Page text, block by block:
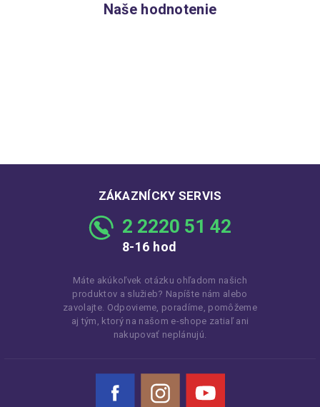
Naše hodnotenie
ZÁKAZNÍCKY SERVIS
2 2220 51 42
8-16 hod
Máte akúkoľvek otázku ohľadom našich
produktov a služieb? Napíšte nám alebo
zavolajte. Odpovieme, poradíme, pomôžeme
aj tým, ktorý na našom e-shope zatiaľ ani
nakupovať neplánujú.
Facebook Instagram YouTube